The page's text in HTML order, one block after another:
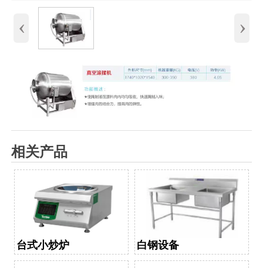
‹ ›
相关产品
台式小炒炉 白钢设备